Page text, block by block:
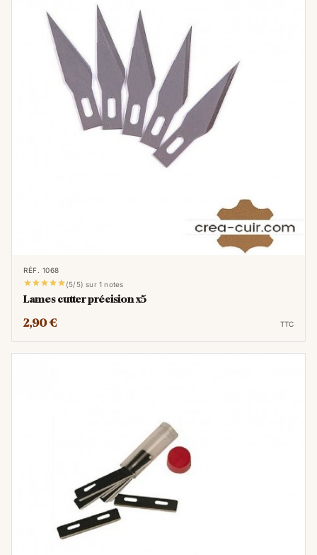
RÉF. 1068
(5/5) sur 1 notes
Lames cutter précision x5
2,90 € TTC